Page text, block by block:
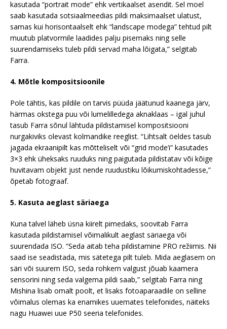
kasutada “portrait mode” ehk vertikaalset asendit. Sel moel
saab kasutada sotsiaalmeedias pildi maksimaalset ulatust,
samas kui horisontaalselt ehk “landscape modega” tehtud pilt
muutub platvormile laadides palju pisemaks ning selle
suurendamiseks tuleb pildi servad maha lõigata,” selgitab
Farra.
4. Mõtle kompositsioonile
Pole tähtis, kas pildile on tarvis püüda jäätunud kaanega järv,
härmas okstega puu või lumelilledega aknaklaas – igal juhul
tasub Farra sõnul lähtuda pildistamisel kompositsiooni
nurgakiviks olevast kolmandike reeglist. “Lihtsalt öeldes tasub
jagada ekraanipilt kas mõtteliselt või “grid mode’i” kasutades
3×3 ehk üheksaks ruuduks ning paigutada pildistatav või kõige
huvitavam objekt just nende ruudustiku lõikumiskohtadesse,”
õpetab fotograaf.
5. Kasuta aeglast säriaega
Kuna talvel läheb üsna kiirelt pimedaks, soovitab Farra
kasutada pildistamisel võimalikult aeglast säriaega või
suurendada ISO. “Seda aitab teha pildistamine PRO režiimis. Nii
saad ise seadistada, mis sätetega pilt tuleb. Mida aeglasem on
säri või suurem ISO, seda rohkem valgust jõuab kaamera
sensorini ning seda valgema pildi saab,” selgitab Farra ning
Mishina lisab omalt poolt, et lisaks fotoaparaadile on selline
võimalus olemas ka enamikes uuemates telefonides, näiteks
nagu Huawei uue P50 seeria telefonides.